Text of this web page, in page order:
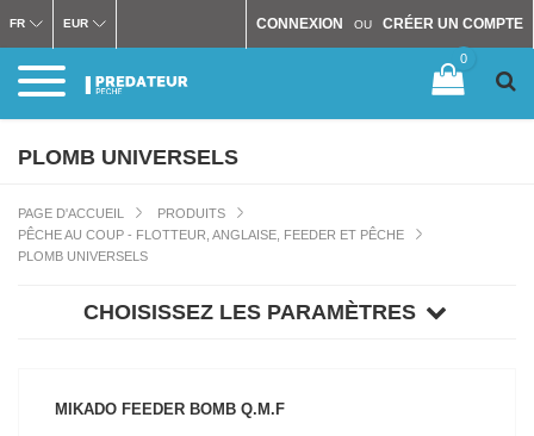
CONNEXION OU CRÉER UN COMPTE
FR EUR
0
PLOMB UNIVERSELS
PAGE D'ACCUEIL
PRODUITS
PÊCHE AU COUP - FLOTTEUR, ANGLAISE, FEEDER ET PÊCHE
PLOMB UNIVERSELS
CHOISISSEZ LES PARAMÈTRES
MIKADO FEEDER BOMB Q.M.F